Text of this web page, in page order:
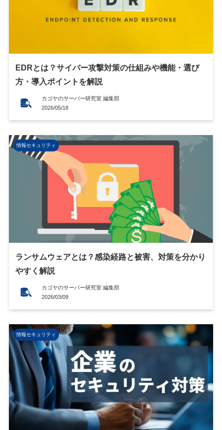
EDRとは？サイバー攻撃対策の仕組みや機能・選び
方・導入ポイントを解説
カゴヤのサーバー研究室 編集部
2026/05/18
情報セキュリティ
ランサムウェアとは？感染経路と被害、対策を分かり
やすく解説
カゴヤのサーバー研究室 編集部
2026/03/09
情報セキュリティ